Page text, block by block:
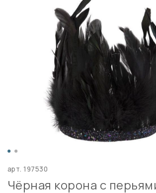
арт.197530
Чёрная корона с